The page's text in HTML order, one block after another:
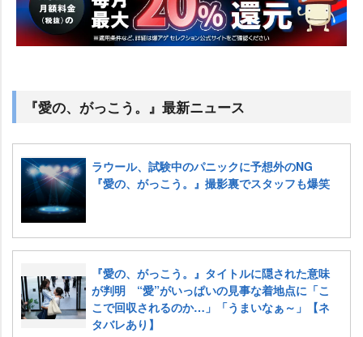
『愛の、がっこう。』最新ニュース
ラウール、試験中のパニックに予想外のNG
『愛の、がっこう。』撮影裏でスタッフも爆笑
『愛の、がっこう。』タイトルに隠された意味
が判明 “愛”がいっぱいの見事な着地点に「こ
こで回収されるのか…」「うまいなぁ～」【ネ
タバレあり】